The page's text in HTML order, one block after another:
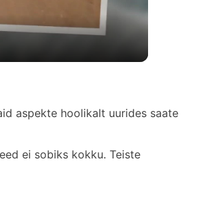
aspekte hoolikalt uurides saate
ei sobiks kokku. Teiste